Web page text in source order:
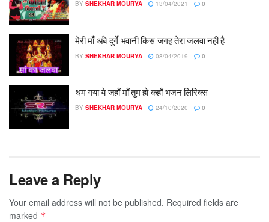
BY SHEKHAR MOURYA 13/04/2021 0
मेरी माँ अंबे दुर्गे भवानी किस जगह तेरा जलवा नहीं है
BY SHEKHAR MOURYA 08/04/2019 0
थम गया ये जहाँ माँ तुम हो कहाँ भजन लिरिक्स
BY SHEKHAR MOURYA 24/10/2020 0
Leave a Reply
Your email address will not be published. Required fields are
marked *